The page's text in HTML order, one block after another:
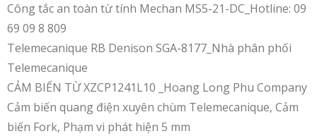
Công tắc an toàn từ tính Mechan MS5-21-DC_Hotline: 09
69 09 8 809
Telemecanique RB Denison SGA-8177_Nhà phân phối
Telemecanique
CẢM BIẾN TỪ XZCP1241L10 _Hoang Long Phu Company
Cảm biến quang điện xuyên chùm Telemecanique, Cảm
biến Fork, Phạm vi phát hiện 5 mm